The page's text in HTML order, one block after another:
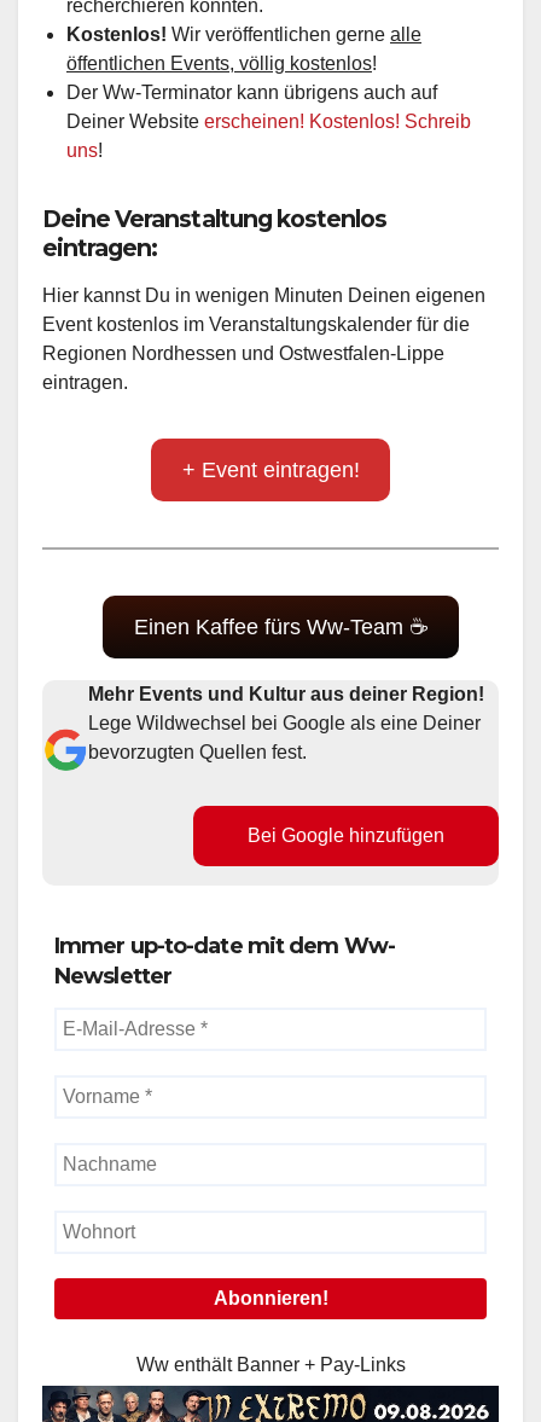
recherchieren konnten.
Kostenlos! Wir veröffentlichen gerne alle
öffentlichen Events, völlig kostenlos!
Der Ww-Terminator kann übrigens auch auf
Deiner Website erscheinen! Kostenlos! Schreib
uns!
Deine Veranstaltung kostenlos
eintragen:
Hier kannst Du in wenigen Minuten Deinen eigenen
Event kostenlos im Veranstaltungskalender für die
Regionen Nordhessen und Ostwestfalen-Lippe
eintragen.
+ Event eintragen!
Einen Kaffee fürs Ww-Team ☕
Mehr Events und Kultur aus deiner Region!
Lege Wildwechsel bei Google als eine Deiner
bevorzugten Quellen fest.
Bei Google hinzufügen
Immer up-to-date mit dem Ww-
Newsletter
Ww enthält Banner + Pay-Links